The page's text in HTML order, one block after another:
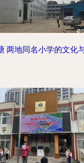
两地同名小学的文化